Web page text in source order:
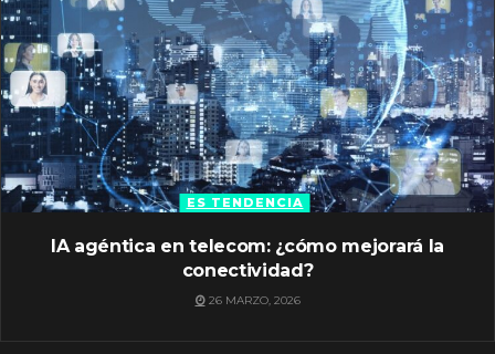
ES TENDENCIA
IA agéntica en telecom: ¿cómo mejorará la
conectividad?
26 MARZO, 2026